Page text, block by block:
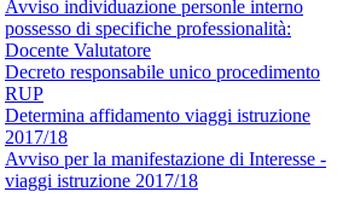
Avviso individuazione personle interno
possesso di specifiche professionalità:
Docente Valutatore
Decreto responsabile unico procedimento
RUP
Determina affidamento viaggi istruzione
2017/18
Avviso per la manifestazione di Interesse -
viaggi istruzione 2017/18